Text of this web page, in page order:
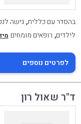
בהסדר עם כללית,גישה
לילדים, רופאים מומחים
לפרטים נוספים
ד"ר שאול רון